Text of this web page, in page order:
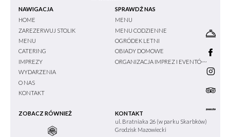
NAWIGACJA
HOME
ZAREZERWUJ STOLIK
MENU
CATERING
IMPREZY
WYDARZENIA
O NAS
KONTAKT
SPRAWDŹ NAS
MENU
MENU CODZIENNE
OGRÓDEK LETNI
OBIADY DOMOWE
ORGANIZACJA IMPREZ I EVENTÓW
ZOBACZ RÓWNIEŻ
KONTAKT
ul. Bratniaka 26 (w parku Skarbków)
Grodzisk Mazowiecki